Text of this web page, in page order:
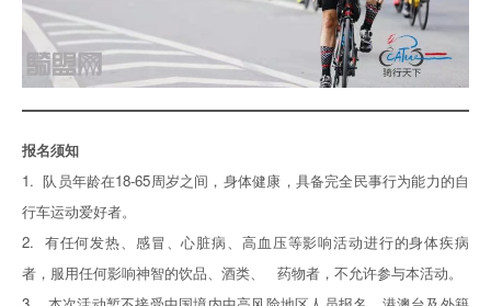
报名须知
1. 队员年龄在18-65周岁之间，身体健康，具备完全民事行为能力的自
行车运动爱好者。
2. 有任何发热、感冒、心脏病、高血压等影响活动进行的身体疾病
者，服用任何影响神智的饮品、酒类、 药物者，不允许参与本活动。